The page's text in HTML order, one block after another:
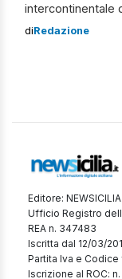
intercontinentale
velisti in
diRedazione
Editore: NEWSICILIA
Ufficio Registro
REA n. 347483
Iscritta dal 12/03/
Partita Iva e
Iscrizione al ROC: